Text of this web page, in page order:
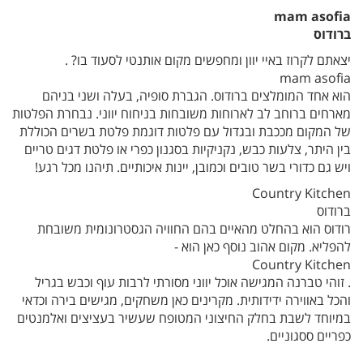
mam asofia
ברודוס
יצאתם לקרוז באיי יוון ומחפשים מקום אותנטי לסעוד בו? .
mam asofia
הוא אחד המומלצים ברודוס. הגברת סופיה, בעלה ושני בניהם
מארחים ברוחב לב לארוחות משובחות בניחוח יווני. נבחרת הפלטות
של המקום מככבת ובגדול עם פלטות דוגמת פלטת בשרים הכוללת
בין היתר, צלעות כבש, נקניקיות בסגנון כפרי או פלטת דגים טריים
ויש גם כדורי בשר טובים וכמובן, יינות איכותיים. תיהנו מכל רגע!
Country Kitchen
ברודוס
רודוס הוא בהחלט מהאיים בהם החוויה הגסטרונומית משובחת
להפליא. מקום אהוב נוסף כאן הוא -
Country Kitchen
. זוהי טברנה המגישה אוכל יווני מסורתי לרבות עוף וכבש בגריל
והכל באווירה ידידותית. מקרינים כאן משחקים, מגישים בירה וכדאי
במיוחד לשבת בחלק החיצוני המטופח שעשיר בעציצים ואלמנטים
כפריים ססגוניים.